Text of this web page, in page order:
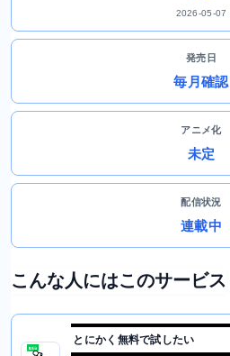
2026-05-07
発売日
毎月確認
アニメ化
未定
配信状況
連載中
こんな人にはこのサービス
とにかく無料で試したい